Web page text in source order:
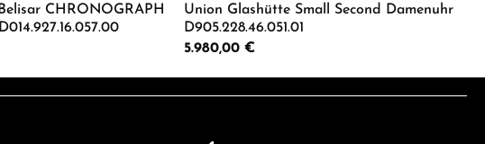
CHRONOGRAPH
D014.927.16.057.00
Union Glashütte Small Second Damenuhr
D905.228.46.051.01
Regulärer Preis:
5.980,00 €